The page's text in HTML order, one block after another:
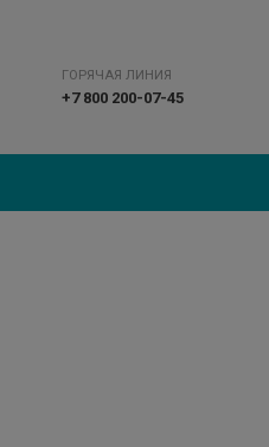
ГОРЯЧАЯ ЛИНИЯ
+7 800 200-07-45